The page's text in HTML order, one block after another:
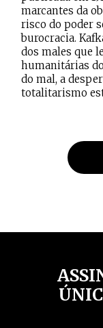
marcantes da
risco do poder
burocracia.
dos males que
humanitárias
do mal, a
totalitarismo